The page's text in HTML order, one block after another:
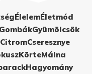
ÉlelemÉletmód
GombákGyümölcsök
CitromCseresznye
KörteMálna
Hagyomány